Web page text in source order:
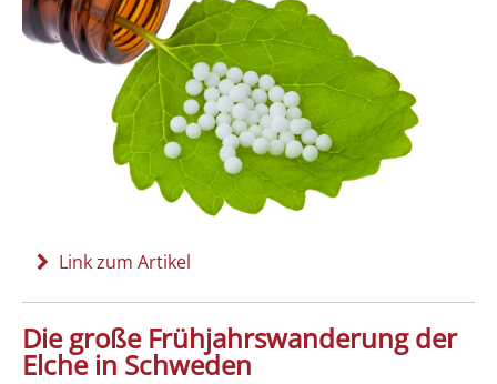
Link zum Artikel
Die große Frühjahrswanderung der
Elche in Schweden